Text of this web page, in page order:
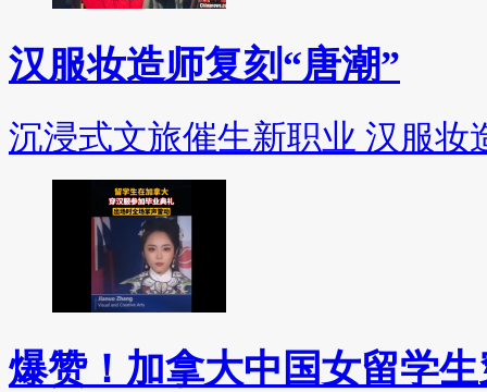
汉服妆造师复刻“唐潮”
沉浸式文旅催生新职业 汉服妆
爆赞！加拿大中国女留学